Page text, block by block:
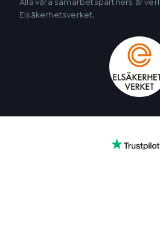
Alla våra samarbetspartners är
Elsäkerhetsverket.